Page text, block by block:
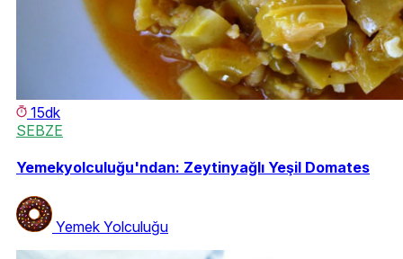
15dk
SEBZE
Yemekyolculuğu'ndan: Zeytinyağlı Yeşil Domates
Yemek Yolculuğu